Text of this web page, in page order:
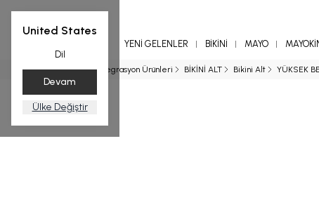
United States
Dil
Devam
Ülke Değiştir
YENİ GELENLER BİKİNİ MAYO
Ana Sayfa Entegrasyon Ürünleri BİKİNİ ALT Bikini Alt YÜKSEK